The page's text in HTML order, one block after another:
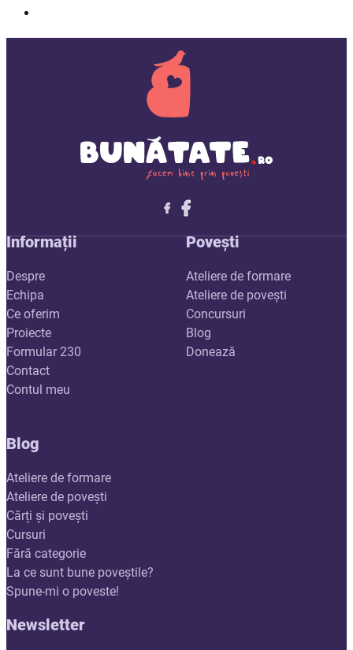
Follow me on X
Follow me on LinkedIn
Follow me on X
Informații
Despre
Echipa
Ce oferim
Proiecte
Formular 230
Contact
Contul meu
Povești
Ateliere de formare
Ateliere de povești
Concursuri
Blog
Donează
Blog
Ateliere de formare
Ateliere de povești
Cărți și povești
Cursuri
Fără categorie
La ce sunt bune poveștile?
Spune-mi o poveste!
Newsletter